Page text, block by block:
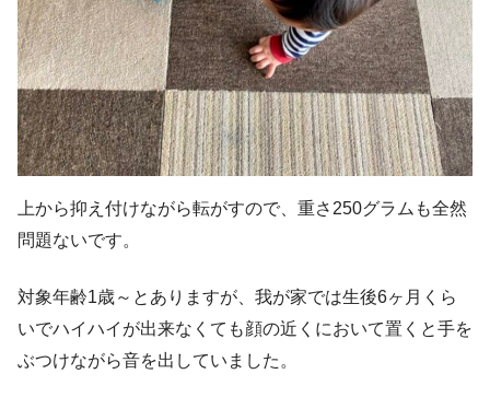
上から抑え付けながら転がすので、重さ250グラムも全然
問題ないです。
対象年齢1歳～とありますが、我が家では生後6ヶ月くら
いでハイハイが出来なくても顔の近くにおいて置くと手を
ぶつけながら音を出していました。